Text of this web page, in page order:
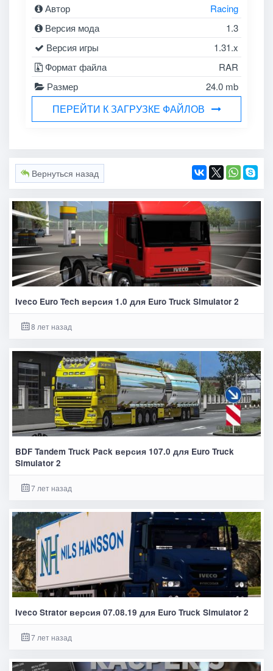
Автор
Racing
Версия мода
1.3
Версия игры
1.31.x
Формат файла
RAR
Размер
24.0 mb
ПЕРЕЙТИ К ЗАГРУЗКЕ ФАЙЛОВ
Вернуться назад
Iveco Euro Tech версия 1.0 для Euro Truck Simulator 2
8 лет назад
BDF Tandem Truck Pack версия 107.0 для Euro Truck
Simulator 2
7 лет назад
Iveco Strator версия 07.08.19 для Euro Truck Simulator 2
7 лет назад